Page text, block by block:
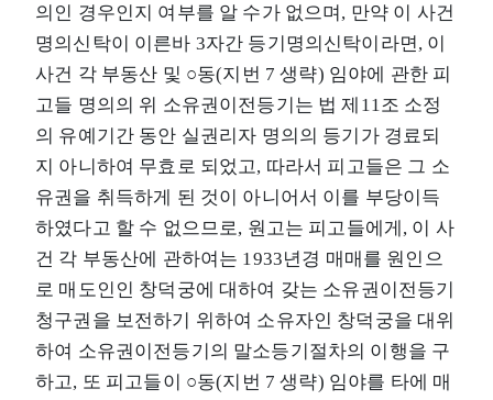
의인 경우인지 여부를 알 수가 없으며, 만약 이 사건
명의신탁이 이른바 3자간 등기명의신탁이라면, 이
사건 각 부동산 및 ○동(지번 7 생략) 임야에 관한 피
고들 명의의 위 소유권이전등기는 법 제11조 소정
의 유예기간 동안 실권리자 명의의 등기가 경료되
지 아니하여 무효로 되었고, 따라서 피고들은 그 소
유권을 취득하게 된 것이 아니어서 이를 부당이득
하였다고 할 수 없으므로, 원고는 피고들에게, 이 사
건 각 부동산에 관하여는 1933년경 매매를 원인으
로 매도인인 창덕궁에 대하여 갖는 소유권이전등기
청구권을 보전하기 위하여 소유자인 창덕궁을 대위
하여 소유권이전등기의 말소등기절차의 이행을 구
하고, 또 피고들이 ○동(지번 7 생략) 임야를 타에 매